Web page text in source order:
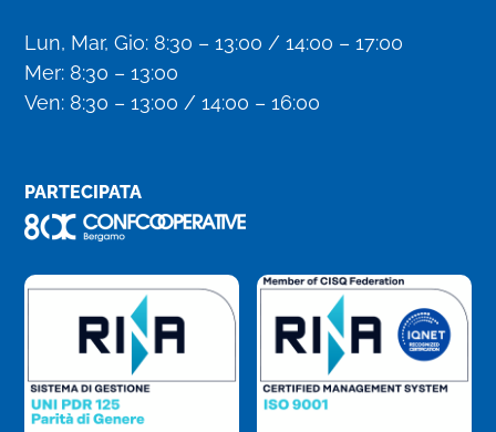
Lun, Mar, Gio: 8:30 – 13:00 / 14:00 – 17:00
Mer: 8:30 – 13:00
Ven: 8:30 – 13:00 / 14:00 – 16:00
PARTECIPATA